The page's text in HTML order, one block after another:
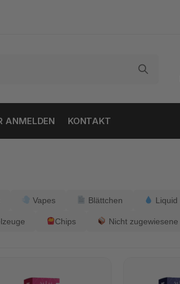
ANMELDEN KONTAKT
Vapes Blättchen Liquid
Chips Nicht zugewiesene